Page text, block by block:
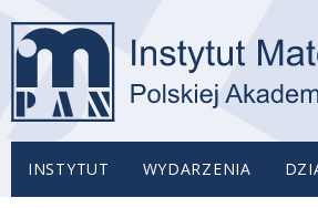
INSTYTUT WYDARZENIA